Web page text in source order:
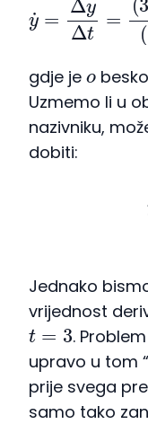
gdje je
Uzmemo li u
nazivniku,
dobiti:
Jednako
vrijednost
t=3
.
upravo u tom “
prije svega
samo tako